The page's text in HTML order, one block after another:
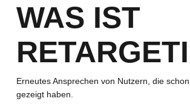
WAS IST
Erneutes Ansprechen von Nutzern, die
gezeigt haben.